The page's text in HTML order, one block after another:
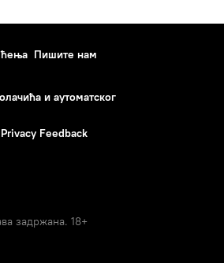
Пишите нам
и аутоматског
Privacy Feedback
задржана. 18+